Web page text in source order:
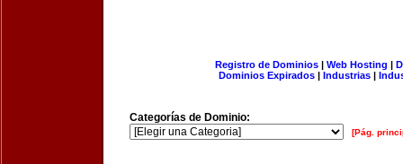
Registro de Dominios| Web Hosting |
Dominios Expirados | Industrias |
Categorías de Dominio:
[Pág.